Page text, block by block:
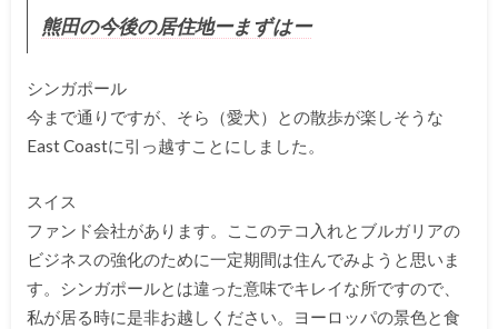
熊田の今後の居住地ーまずはー
シンガポール
今まで通りですが、そら（愛犬）との散歩が楽しそうな
East Coastに引っ越すことにしました。
スイス
ファンド会社があります。ここのテコ入れとブルガリアの
ビジネスの強化のために一定期間は住んでみようと思いま
す。シンガポールとは違った意味でキレイな所ですので、
私が居る時に是非お越しください。ヨーロッパの景色と食